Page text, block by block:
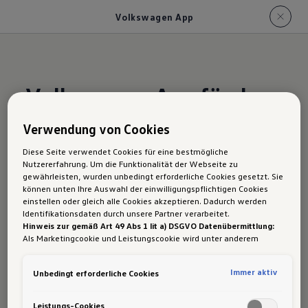
Volkswagen App
Volkswagen App für den
ID. Buzz Cargo
Die Volkswagen App bietet Ihnen zahlreiche
wichtige Funktionen und Dienste auf einen Blick
und sorgt für noch mehr Komfort. Jetzt einfach
herunterladen.
Verwendung von Cookies
Diese Seite verwendet Cookies für eine bestmögliche
Nutzererfahrung. Um die Funktionalität der Webseite zu
gewährleisten, wurden unbedingt erforderliche Cookies gesetzt. Sie
können unten Ihre Auswahl der einwilligungspflichtigen Cookies
einstellen oder gleich alle Cookies akzeptieren. Dadurch werden
Identifikationsdaten durch unsere Partner verarbeitet.
Hinweis zur gemäß Art 49 Abs 1 lit a) DSGVO Datenübermittlung:
Als Marketingcookie und Leistungscookie wird unter anderem
Daten in die USA (insbesondere dort an die Google LLC) weitergibt.
Unbedingt erforderliche Cookies Immer aktiv
Leistungs-Cookies